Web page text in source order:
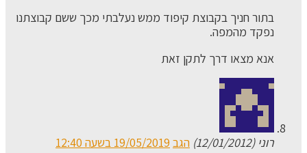
בתור חניך בקבוצת קיפוד ממש נעלבתי מכך ששם קבוצתנו
נפקד מהמפה.
אנא מצאו דרך לתקן זאת
רוני (12/01/2012) הגב 19/05/2019 בשעה 12:40